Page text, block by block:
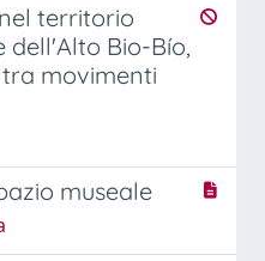
territorio
dell'Alto Bio-Bío,
movimenti
museale